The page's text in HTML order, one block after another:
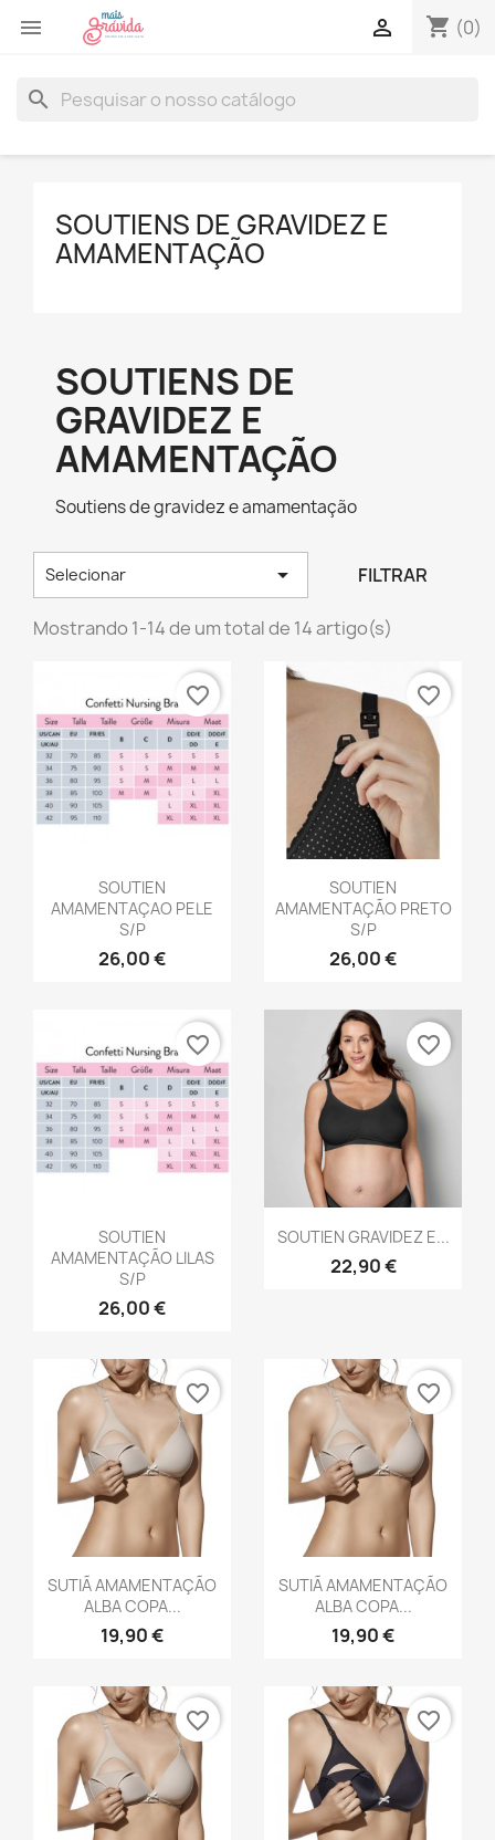
 shopping_cart (0)

search
SOUTIENS DE GRAVIDEZ E
AMAMENTAÇÃO
SOUTIENS DE
GRAVIDEZ E
AMAMENTAÇÃO
Soutiens de gravidez e amamentação
Selecionar  FILTRAR
Mostrando 1-14 de um total de 14 artigo(s)
Vista rápida
SOUTIEN
AMAMENTAÇAO PELE
S/P
26,00 €
favorite_border
Vista rápida
SOUTIEN
AMAMENTAÇÃO PRETO
S/P
26,00 €
favorite_border
Vista rápida
SOUTIEN
AMAMENTAÇÃO LILAS
S/P
26,00 €
favorite_border
Vista rápida
SOUTIEN GRAVIDEZ E...
22,90 €
favorite_border
 Vista rápida
SUTIÃ AMAMENTAÇÃO
ALBA COPA...
19,90 €
favorite_border
 Vista rápida
SUTIÃ AMAMENTAÇÃO
ALBA COPA...
19,90 €
favorite_border
favorite_border favorite_border